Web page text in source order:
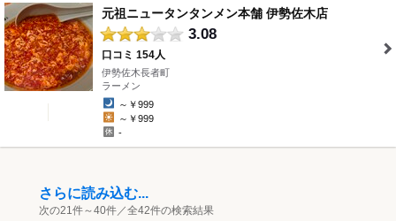
元祖ニュータンタンメン本舗 伊勢佐木店
3.08
口コミ 154人
伊勢佐木長者町
ラーメン
～￥999
～￥999
-
" />
さらに読み込む...
次の21件～40件／全42件の検索結果